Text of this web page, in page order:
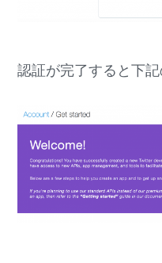
認証が完了すると下